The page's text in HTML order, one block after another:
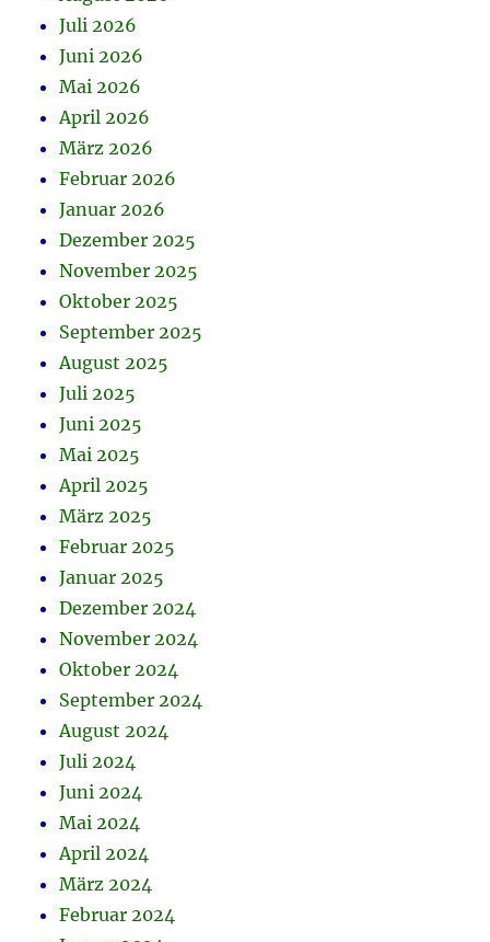
Juli 2026
Juni 2026
Mai 2026
April 2026
März 2026
Februar 2026
Januar 2026
Dezember 2025
November 2025
Oktober 2025
September 2025
August 2025
Juli 2025
Juni 2025
Mai 2025
April 2025
März 2025
Februar 2025
Januar 2025
Dezember 2024
November 2024
Oktober 2024
September 2024
August 2024
Juli 2024
Juni 2024
Mai 2024
April 2024
März 2024
Februar 2024